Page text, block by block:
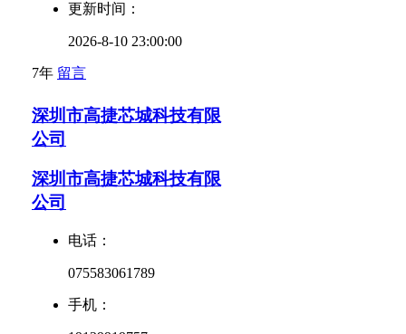
更新时间：
2026-8-10 23:00:00
7年 留言
深圳市高捷芯城科技有限
公司
深圳市高捷芯城科技有限
公司
电话：
075583061789
手机：